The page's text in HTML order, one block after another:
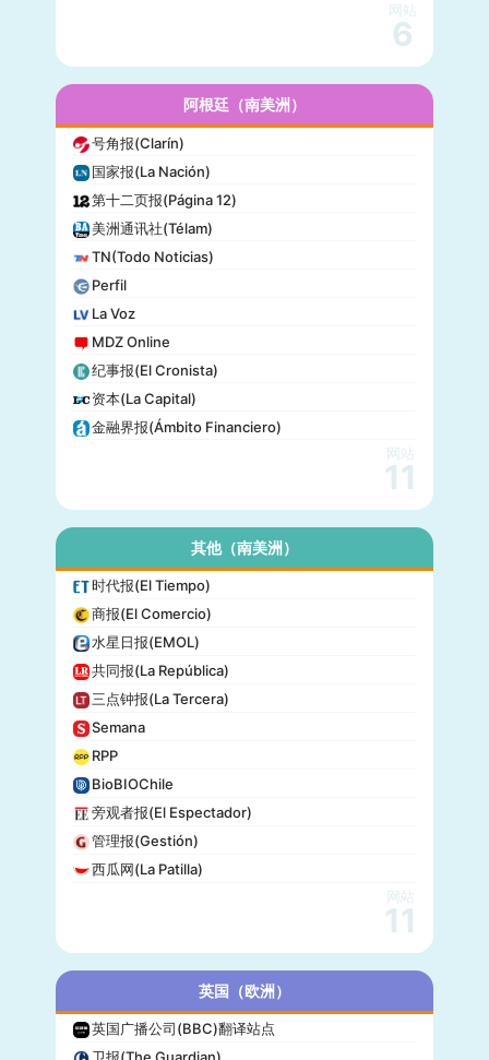
迈阿密先驱报(Miami Herald)
网站
6
阿根廷（南美洲）
号角报(Clarín)
国家报(La Nación)
第十二页报(Página 12)
美洲通讯社(Télam)
TN(Todo Noticias)
Perfil
La Voz
MDZ Online
纪事报(El Cronista)
资本(La Capital)
金融界报(Ámbito Financiero)
网站
11
其他（南美洲）
时代报(El Tiempo)
商报(El Comercio)
水星日报(EMOL)
共同报(La República)
三点钟报(La Tercera)
Semana
RPP
BioBIOChile
旁观者报(El Espectador)
管理报(Gestión)
西瓜网(La Patilla)
网站
11
英国（欧洲）
英国广播公司(BBC)翻译站点